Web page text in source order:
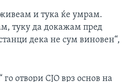
и тука ќе умрам.
туку да докажам пред
дека не сум виновен“,
отвори СЈО врз основ на